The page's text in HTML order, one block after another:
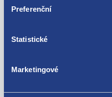
Preferenční
Statistické
Marketingové